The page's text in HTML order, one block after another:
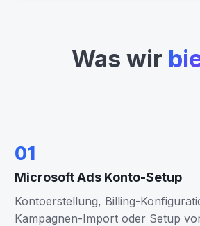
Was wir
01
Microsoft Ads Konto-Setup
Kontoerstellung, Billing-
Kampagnen-Import oder Setup